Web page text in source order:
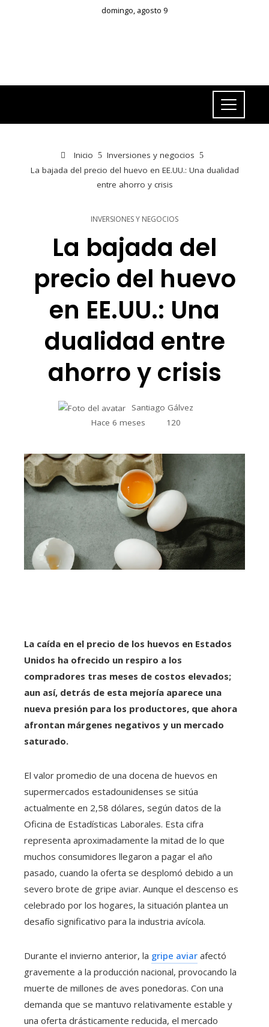
domingo, agosto 9
Inicio
Inversiones y negocios
La bajada del precio del huevo en EE.UU.: Una dualidad
entre ahorro y crisis
INVERSIONES Y NEGOCIOS
La bajada del
precio del huevo
en EE.UU.: Una
dualidad entre
ahorro y crisis
Santiago Gálvez
Hace 6 meses
120
La caída en el precio de los huevos en Estados
Unidos ha ofrecido un respiro a los
compradores tras meses de costos elevados;
aun así, detrás de esta mejoría aparece una
nueva presión para los productores, que ahora
afrontan márgenes negativos y un mercado
saturado.
El valor promedio de una docena de huevos en
supermercados estadounidenses se sitúa
actualmente en 2,58 dólares, según datos de la
Oficina de Estadísticas Laborales. Esta cifra
representa aproximadamente la mitad de lo que
muchos consumidores llegaron a pagar el año
pasado, cuando la oferta se desplomó debido a un
severo brote de gripe aviar. Aunque el descenso es
celebrado por los hogares, la situación plantea un
desafío significativo para la industria avícola.
Durante el invierno anterior, la gripe aviar afectó
gravemente a la producción nacional, provocando la
muerte de millones de aves ponedoras. Con una
demanda que se mantuvo relativamente estable y
una oferta drásticamente reducida, el mercado